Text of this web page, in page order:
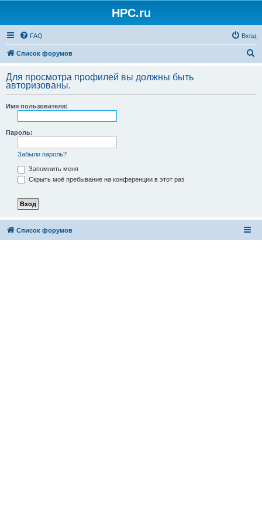
HPC.ru
FAQ Вход
Список форумов
с
Для просмотра профилей вы должны быть
авторизованы.
Имя пользователя:
Пароль:
Забыли пароль?
Запомнить меня
Скрыть моё пребывание на конференции в этот раз
Список форумов